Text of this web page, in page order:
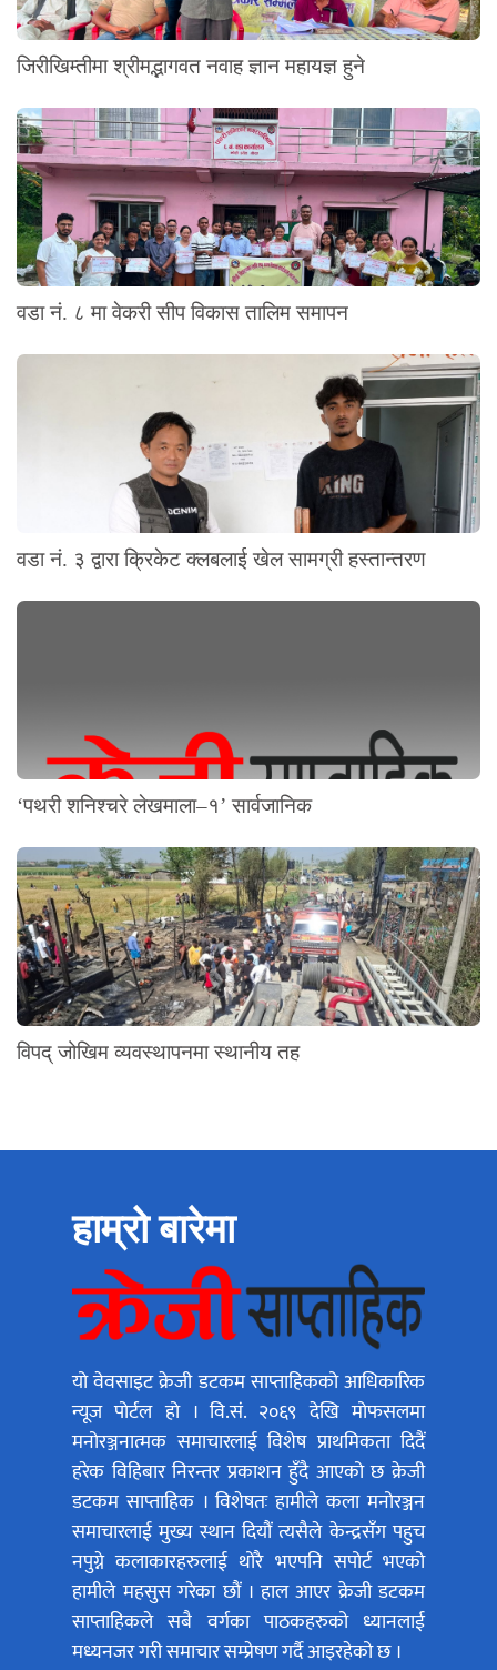
जिरीखिम्तीमा श्रीमद्भागवत नवाह ज्ञान महायज्ञ हुने
वडा नं. ८ मा वेकरी सीप विकास तालिम समापन
वडा नं. ३ द्वारा क्रिकेट क्लबलाई खेल सामग्री हस्तान्तरण
‘पथरी शनिश्चरे लेखमाला–१’ सार्वजानिक
विपद् जोखिम व्यवस्थापनमा स्थानीय तह
हाम्रो बारेमा
यो वेवसाइट क्रेजी डटकम साप्ताहिकको आधिकारिक
न्यूज पोर्टल हो । वि.सं. २०६९ देखि मोफसलमा
मनोरञ्जनात्मक समाचारलाई विशेष प्राथमिकता दिदैं
हरेक विहिबार निरन्तर प्रकाशन हुँदै आएको छ क्रेजी
डटकम साप्ताहिक । विशेषतः हामीले कला मनोरञ्जन
समाचारलाई मुख्य स्थान दियौं त्यसैले केन्द्रसँग पहुच
नपुग्ने कलाकारहरुलाई थोरै भएपनि सपोर्ट भएको
हामीले महसुस गरेका छौं । हाल आएर क्रेजी डटकम
साप्ताहिकले सबै वर्गका पाठकहरुको ध्यानलाई
मध्यनजर गरी समाचार सम्प्रेषण गर्दै आइरहेको छ ।